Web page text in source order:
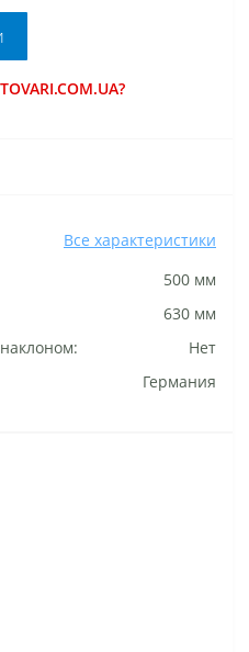
Все характеристики
500 мм
630 мм
Нет
Германия